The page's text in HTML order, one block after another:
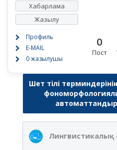
Хабарлама
Жазылу
Профиль
E-MAIL
0 жазылушы
0
Пост
Шет тілі
Лингвистикалық